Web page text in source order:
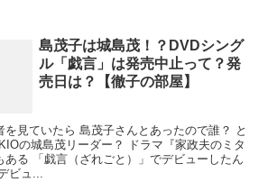
島茂子は城島茂！？DVDシング
ル「戯言」は発売中止って？発
売日は？【徹子の部屋】
を見ていたら 島茂子さんとあったので誰？ と
の城島茂リーダー？ ドラマ『家政夫のミタ
ある 「戯言（ざれごと）」でデビューしたん
ビュ...